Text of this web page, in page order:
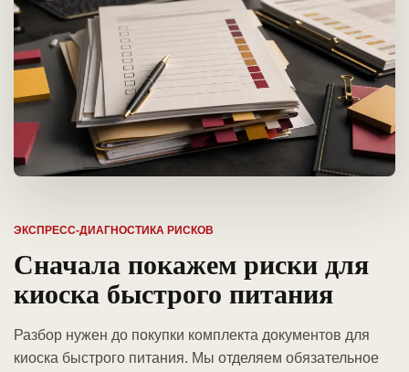
ЭКСПРЕСС-ДИАГНОСТИКА РИСКОВ
Сначала покажем риски для
киоска быстрого питания
Разбор нужен до покупки комплекта документов для
киоска быстрого питания. Мы отделяем обязательное